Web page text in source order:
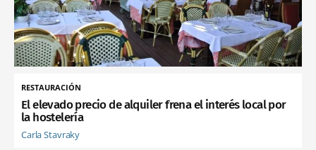
RESTAURACIÓN
El elevado precio de alquiler frena el interés local por
la hostelería
Carla Stavraky